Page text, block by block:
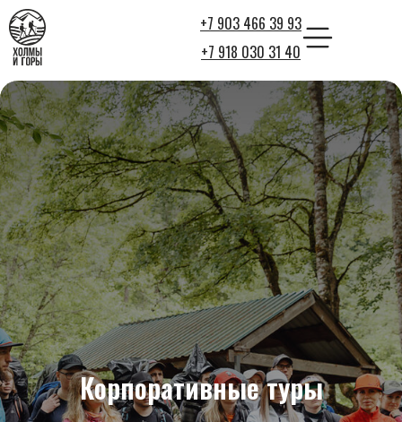
+7 903 466 39 93
+7 918 030 31 40
Корпоративные туры